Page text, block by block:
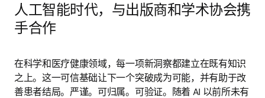
人工智能时代，与出版商和学术协会携
手合作
在科学和医疗健康领域，每一项新洞察都建立在既有知识
之上。这一可信基础让下一个突破成为可能，并有助于改
善患者结局。严谨。可归属。可验证。随着 AI 以前所未有